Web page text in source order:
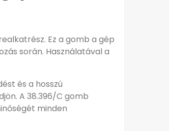
Ez a gomb a gép
során. Használatával a
és a hosszú
A 38.396/C gomb
minden